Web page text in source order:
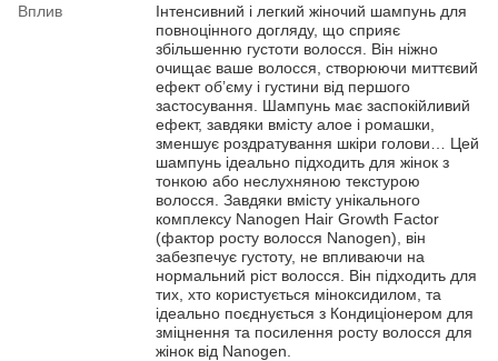
Вплив
Інтенсивний і легкий жіночий шампунь для
повноцінного догляду, що сприяє
збільшенню густоти волосся. Він ніжно
очищає ваше волосся, створюючи миттєвий
ефект об’єму і густини від першого
застосування. Шампунь має заспокійливий
ефект, завдяки вмісту алое і ромашки,
зменшує роздратування шкіри голови… Цей
шампунь ідеально підходить для жінок з
тонкою або неслухняною текстурою
волосся. Завдяки вмісту унікального
комплексу Nanogen Hair Growth Factor
(фактор росту волосся Nanogen), він
забезпечує густоту, не впливаючи на
нормальний ріст волосся. Він підходить для
тих, хто користується міноксидилом, та
ідеально поєднується з Кондиціонером для
зміцнення та посилення росту волосся для
жінок від Nanogen.